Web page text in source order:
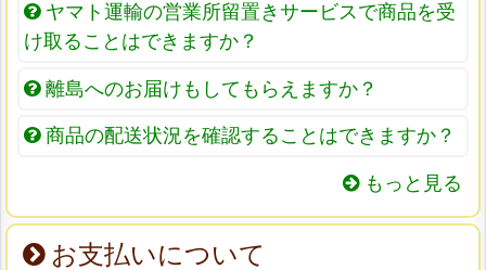
ヤマト運輸の営業所留置きサービスで商品を受
け取ることはできますか？
離島へのお届けもしてもらえますか？
商品の配送状況を確認することはできますか？
もっと見る
お支払いについて